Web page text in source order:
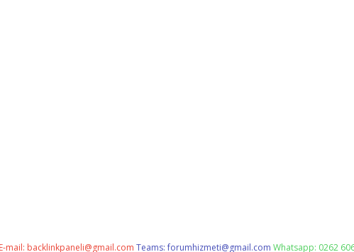
E-mail: backlinkpaneli@gmail.com Teams:forumhizmeti@gmail.com Whatsapp: 0262